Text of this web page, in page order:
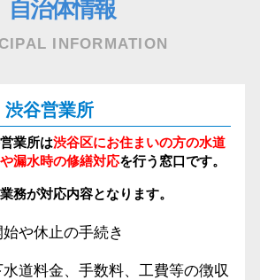
自治体情報
INFORMATION
谷営業所
業所は渋谷区にお住まいの方の水道
漏水時の修繕対応を行う窓口です。
務が対応内容となります。
や休止の手続き
道料金、手数料、工費等の徴収